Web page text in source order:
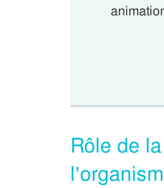
Rôle de